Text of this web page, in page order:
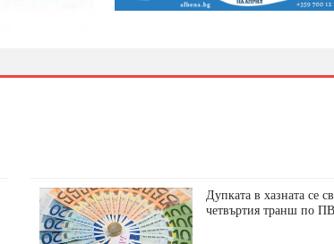
Дупката в хазната се
четвъртия транш по